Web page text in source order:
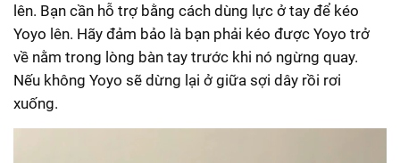
lên. Bạn cần hỗ trợ bằng cách dùng lực ở tay để kéo
Yoyo lên. Hãy đảm bảo là bạn phải kéo được Yoyo trở
về nằm trong lòng bàn tay trước khi nó ngừng quay.
Nếu không Yoyo sẽ dừng lại ở giữa sợi dây rồi rơi
xuống.